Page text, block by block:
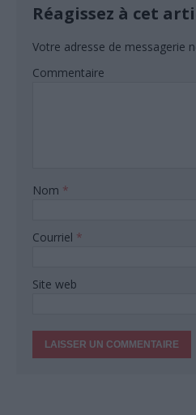
Réagissez à cet
Votre adresse de messagerie
Commentaire
Nom *
Courriel *
Site web